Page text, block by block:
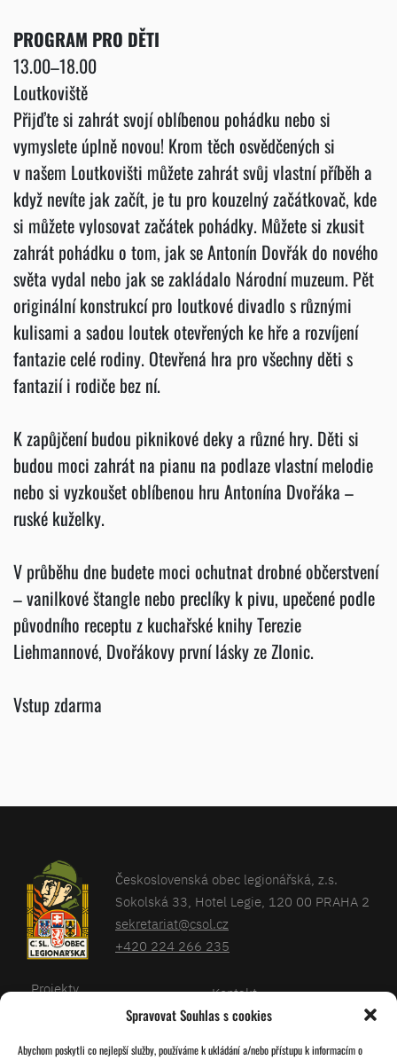
Spravovat Souhlas s cookies
Abychom poskytli co nejlepší služby, používáme k ukládání a/nebo přístupu k informacím o
PROGRAM PRO DĚTI
13.00–18.00
Loutkoviště
Přijďte si zahrát svojí oblíbenou pohádku nebo si
vymyslete úplně novou! Krom těch osvědčených si
v našem Loutkovišti můžete zahrát svůj vlastní příběh a
když nevíte jak začít, je tu pro kouzelný začátkovač, kde
si můžete vylosovat začátek pohádky. Můžete si zkusit
zahrát pohádku o tom, jak se Antonín Dovřák do nového
světa vydal nebo jak se zakládalo Národní muzeum. Pět
originální konstrukcí pro loutkové divadlo s různými
kulisami a sadou loutek otevřených ke hře a rozvíjení
fantazie celé rodiny. Otevřená hra pro všechny děti s
fantazií i rodiče bez ní.
K zapůjčení budou piknikové deky a různé hry. Děti si
budou moci zahrát na pianu na podlaze vlastní melodie
nebo si vyzkoušet oblíbenou hru Antonína Dvořáka –
ruské kuželky.
V průběhu dne budete moci ochutnat drobné občerstvení
– vanilkové štangle nebo preclíky k pivu, upečené podle
původního receptu z kuchařské knihy Terezie
Liehmannové, Dvořákovy první lásky ze Zlonic.
Vstup zdarma
Československá obec legionářská, z.s.
Sokolská 33, Hotel Legie, 120 00 PRAHA 2
sekretariat@csol.cz
+420 224 266 235
Projekty
Kalendář
Kontakt
Databáze legionářů
Pro členy